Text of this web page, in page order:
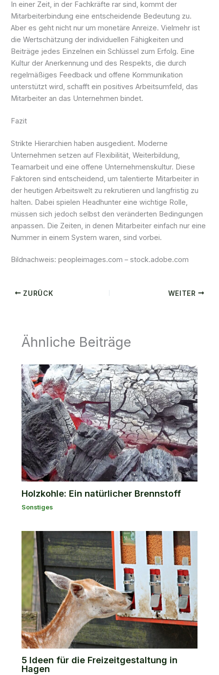
In einer Zeit, in der Fachkräfte rar sind, kommt der
Mitarbeiterbindung eine entscheidende Bedeutung zu.
Aber es geht nicht nur um monetäre Anreize. Vielmehr ist
die Wertschätzung der individuellen Fähigkeiten und
Beiträge jedes Einzelnen ein Schlüssel zum Erfolg. Eine
Kultur der Anerkennung und des Respekts, die durch
regelmäßiges Feedback und offene Kommunikation
unterstützt wird, schafft ein positives Arbeitsumfeld, das
Mitarbeiter an das Unternehmen bindet.
Fazit
Strikte Hierarchien haben ausgedient. Moderne
Unternehmen setzen auf Flexibilität, Weiterbildung,
Teamarbeit und eine offene Unternehmenskultur. Diese
Faktoren sind entscheidend, um talentierte Mitarbeiter in
der heutigen Arbeitswelt zu rekrutieren und langfristig zu
halten. Dabei spielen Headhunter eine wichtige Rolle,
müssen sich jedoch selbst den veränderten Bedingungen
anpassen. Die Zeiten, in denen Mitarbeiter einfach nur eine
Nummer in einem System waren, sind vorbei.
Bildnachweis:peopleimages.com – stock.adobe.com
ZURÜCK WEITER
Ähnliche Beiträge
Holzkohle: Ein natürlicher Brennstoff
Sonstiges
5 Ideen für die Freizeitgestaltung in
Hagen